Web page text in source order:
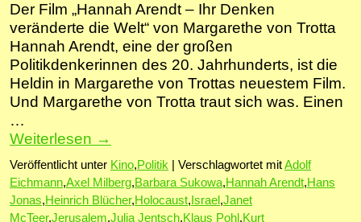
Der Film „Hannah Arendt – Ihr Denken
veränderte die Welt“ von Margarethe von Trotta
Hannah Arendt, eine der großen
Politikdenkerinnen des 20. Jahrhunderts, ist die
Heldin in Margarethe von Trottas neuestem Film.
Und Margarethe von Trotta traut sich was. Einen
…
Weiterlesen →
Veröffentlicht unter Kino,Politik Verschlagwortet mitAdolf
Eichmann,Axel Milberg,Barbara Sukowa,Hannah Arendt,Hans
Jonas,Heinrich Blücher,Holocaust, Israel ,Janet
McTeer,Jerusalem,Julia Jentsch,Klaus Pohl ,Kurt